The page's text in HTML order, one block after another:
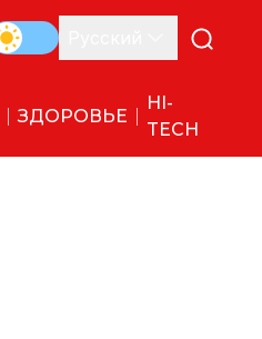
ЗДОРОВЬЕ
HI-
TECH